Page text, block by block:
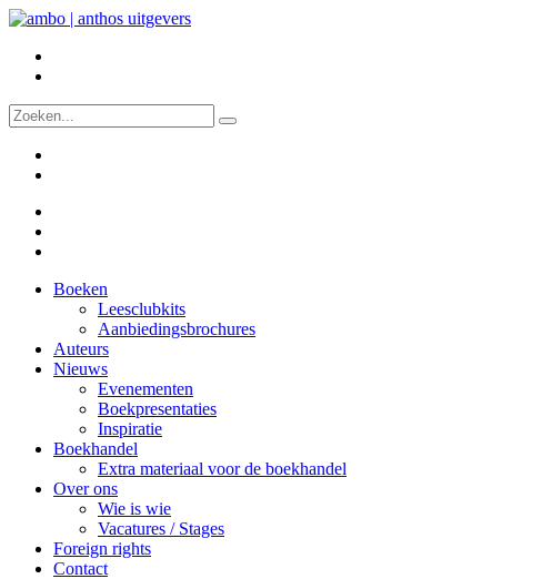
Boeken
Leesclubkits
Aanbiedingsbrochures
Auteurs
Nieuws
Evenementen
Boekpresentaties
Inspiratie
Boekhandel
Extra materiaal voor de boekhandel
Over ons
Wie is wie
Vacatures / Stages
Foreign rights
Contact